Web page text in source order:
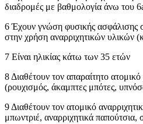
διαδρομές με βαθμολογία άνω του
6 Έχουν γνώση φυσικής ασφάλισης
στην χρήση αναρριχητικών υλικών
7 Είναι ηλικίας κάτω των 35 ετών
8 Διαθέτουν τον απαραίτητο
(ρουχισμός, άκαμπτες μπότες,
9 Διαθέτουν τον ατομικό
μπωντριέ, αναρριχητικά παπούτσια,